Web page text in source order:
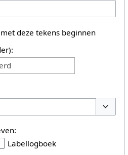
deze tekens beginnen
Labellogboek